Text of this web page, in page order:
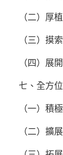
（二）厚
（三）摸
（四）展
七、全方
（一）積
（二）擴